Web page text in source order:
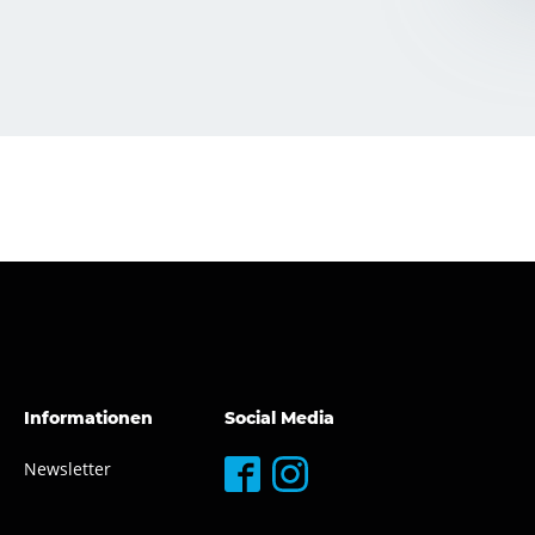
Informationen
Newsletter
Social Media